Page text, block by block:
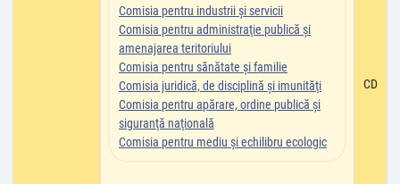
Comisia pentru industrii şi servicii
Comisia pentru administraţie publică şi
amenajarea teritoriului
Comisia pentru sănătate şi familie
Comisia juridică, de disciplină şi imunităţi
Comisia pentru apărare, ordine publică şi
siguranţă naţională
Comisia pentru mediu şi echilibru ecologic
CD